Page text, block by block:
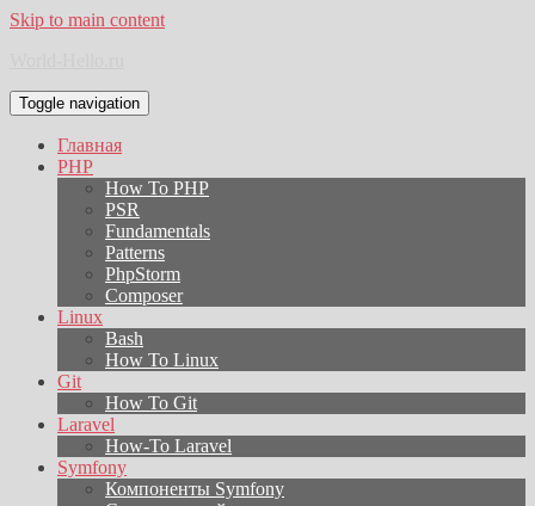
Skip to main content
Toggle navigation
Главная
PHP
How To PHP
PSR
Fundamentals
Patterns
PhpStorm
Composer
Linux
Bash
How To Linux
Git
How To Git
Laravel
How-To Laravel
Symfony
Компоненты Symfony